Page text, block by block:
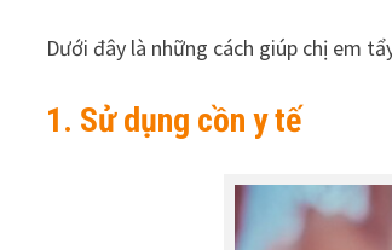
Dưới đây là những cách giúp chị em
1. Sử dụng cồn y tế